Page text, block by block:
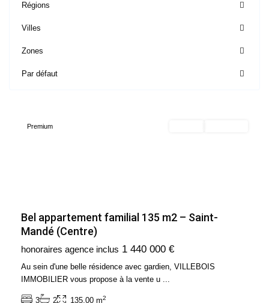
Régions
Villes
Zones
Par défaut
de
Saint-
Mandé
Premium
Bel appartement familial 135 m2 – Saint-
Mandé (Centre)
honoraires agence inclus 1 440 000 €
Au sein d'une belle résidence avec gardien, VILLEBOIS
IMMOBILIER vous propose à la vente u ...
3 2 135,00 m2
Ile
de
France,
Paris